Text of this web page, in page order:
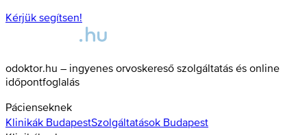
Kérjük segítsen!
odoktor.hu – ingyenes orvoskereső szolgáltatás és online
időpontfoglalás
Pácienseknek
Klinikák BudapestSzolgáltatások Budapest